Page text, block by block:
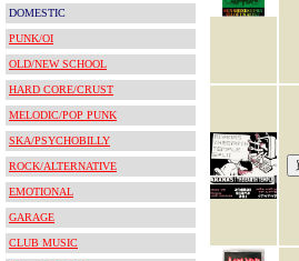
DOMESTIC
PUNK/OI
OLD/NEW SCHOOL
HARD CORE/CRUST
MELODIC/POP PUNK
SKA/PSYCHOBILLY
ROCK/ALTERNATIVE
EMOTIONAL
GARAGE
CLUB MUSIC